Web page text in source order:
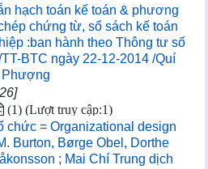
hạch toán kế toán & phương
chứng từ, sổ sách kế toán
:ban hành theo Thông tư số
BTC ngày 22-12-2014 /Quí
Phượng
(1) (Lượt truy cập:1)
chức = Organizational design
Burton, Børge Obel, Dorthe
; Mai Chí Trung dịch